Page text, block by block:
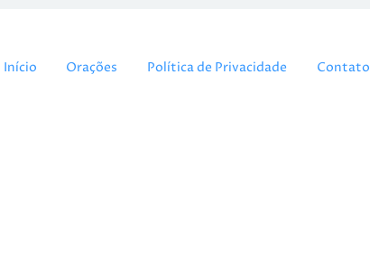
Pular para o conteúdo
Início Orações Política de Privacidade Contato